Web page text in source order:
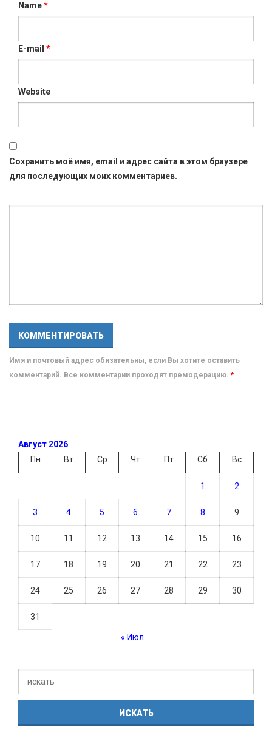
Name*
E-mail *
Website
Сохранить моё имя, email и адрес сайта в этом браузере
для последующих моих комментариев.
Имя и почтовый адрес обязательны, если Вы хотите оставить
комментарий. Все комментарии проходят премодерацию. *
Август 2026
Пн
Вт Ср Чт Пт Сб Вс
1 2
3 4 5 6 7 8 9
10 11 12 13 14 15 16
17 18 19 20 21 22 23
24 25 26 27 28 29 30
31
« Июл